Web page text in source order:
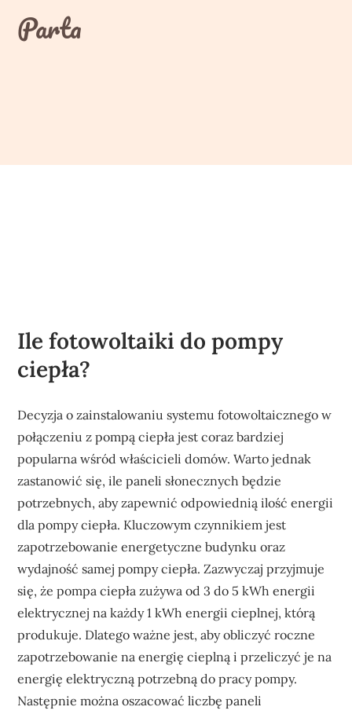
contentParta
Ile fotowoltaiki do pompy
ciepła?
Decyzja o zainstalowaniu systemu fotowoltaicznego w
połączeniu z pompą ciepła jest coraz bardziej
popularna wśród właścicieli domów. Warto jednak
zastanowić się, ile paneli słonecznych będzie
potrzebnych, aby zapewnić odpowiednią ilość energii
dla pompy ciepła. Kluczowym czynnikiem jest
zapotrzebowanie energetyczne budynku oraz
wydajność samej pompy ciepła. Zazwyczaj przyjmuje
się, że pompa ciepła zużywa od 3 do 5 kWh energii
elektrycznej na każdy 1 kWh energii cieplnej, którą
produkuje. Dlatego ważne jest, aby obliczyć roczne
zapotrzebowanie na energię cieplną i przeliczyć je na
energię elektryczną potrzebną do pracy pompy.
Następnie można oszacować liczbę paneli